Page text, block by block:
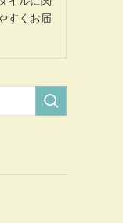
すくお届